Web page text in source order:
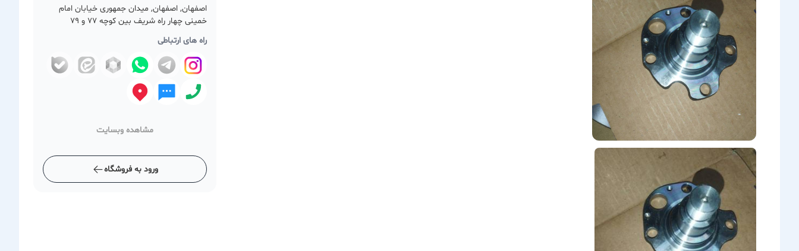
اصفهان, اصفهان, میدان جمهوری خیابان امام
خمینی چهار راه شریف بین کوچه 77 و 79
راه های ارتباطی
مشاهده وبسایت
ورود به فروشگاه